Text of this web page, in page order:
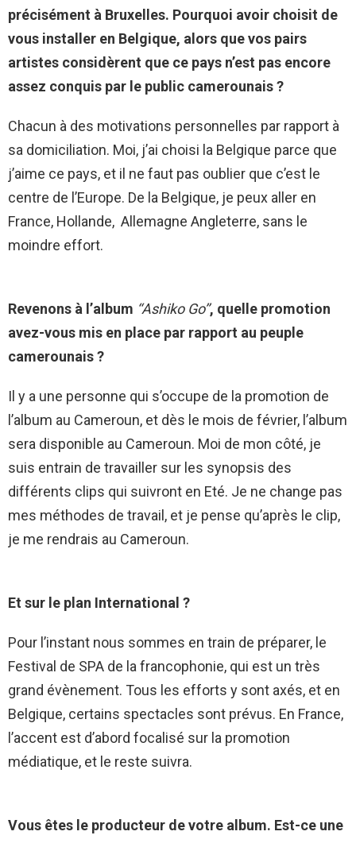
précisément à Bruxelles. Pourquoi avoir choisit de
vous installer en Belgique, alors que vos pairs
artistes considèrent que ce pays n’est pas encore
assez conquis par le public camerounais ?
Chacun à des motivations personnelles par rapport à
sa domiciliation. Moi, j’ai choisi la Belgique parce que
j’aime ce pays, et il ne faut pas oublier que c’est le
centre de l’Europe. De la Belgique, je peux aller en
France, Hollande, Allemagne Angleterre, sans le
moindre effort.
Revenons à l’album ‘‘Ashiko Go’’, quelle promotion
avez-vous mis en place par rapport au peuple
camerounais ?
Il y a une personne qui s’occupe de la promotion de
l’album au Cameroun, et dès le mois de février, l’album
sera disponible au Cameroun. Moi de mon côté, je
suis entrain de travailler sur les synopsis des
différents clips qui suivront en Eté. Je ne change pas
mes méthodes de travail, et je pense qu’après le clip,
je me rendrais au Cameroun.
Et sur le plan International ?
Pour l’instant nous sommes en train de préparer, le
Festival de SPA de la francophonie, qui est un très
grand évènement. Tous les efforts y sont axés, et en
Belgique, certains spectacles sont prévus. En France,
l’accent est d’abord focalisé sur la promotion
médiatique, et le reste suivra.
Vous êtes le producteur de votre album. Est-ce une